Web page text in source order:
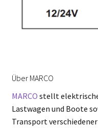
Über MARCO
MARCO stellt
Lastwagen und Boote
Transport